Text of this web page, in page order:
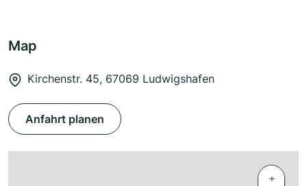
Map
Kirchenstr. 45, 67069 Ludwigshafen
Anfahrt planen
+